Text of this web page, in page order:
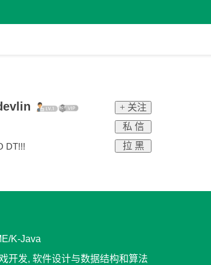
DT!!!
+ 关注
私 信
拉 黑
K-Java
开发, 软件设计与数据结构和算法